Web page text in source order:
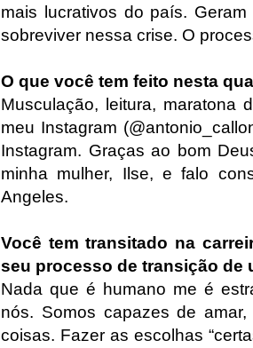
mais lucrativos do país.
sobreviver nessa crise. O
O que você tem feito nesta
Musculação, leitura, maratona
meu Instagram
Instagram. Graças ao bom
minha mulher, Ilse, e falo
Angeles.
Você tem transitado na
seu processo de transição de
Nada que é humano me é
nós. Somos capazes de
coisas. Fazer as escolhas